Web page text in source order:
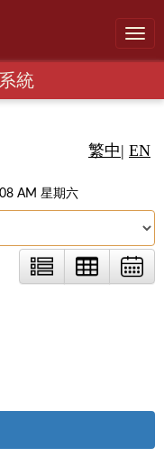
統
繁中| EN
AM 星期六